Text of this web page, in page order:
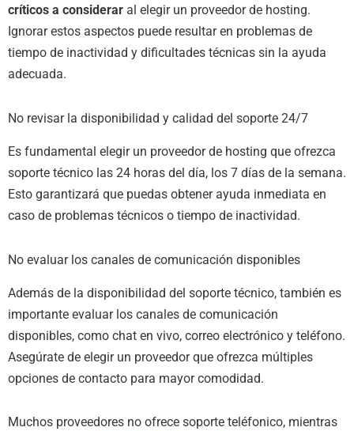
críticos a considerar al elegir un proveedor de hosting.
Ignorar estos aspectos puede resultar en problemas de
tiempo de inactividad y dificultades técnicas sin la ayuda
adecuada.
No revisar la disponibilidad y calidad del soporte 24/7
Es fundamental elegir un proveedor de hosting que ofrezca
soporte técnico las 24 horas del día, los 7 días de la semana.
Esto garantizará que puedas obtener ayuda inmediata en
caso de problemas técnicos o tiempo de inactividad.
No evaluar los canales de comunicación disponibles
Además de la disponibilidad del soporte técnico, también es
importante evaluar los canales de comunicación
disponibles, como chat en vivo, correo electrónico y teléfono.
Asegúrate de elegir un proveedor que ofrezca múltiples
opciones de contacto para mayor comodidad.
Muchos proveedores no ofrece soporte teléfonico, mientras